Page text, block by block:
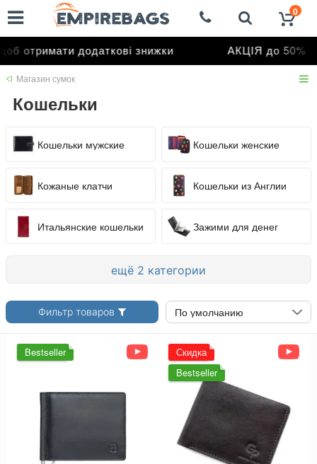
додаткові знижки АКЦІЯ до 50%
0
Магазин сумок
Кошельки
Кошельки мужские Кошельки женские
Кожаные клатчи Кошельки из Англии
Итальянские кошельки Зажими для денег
ещё 2 категории
Фильтр товаров
Bestseller
Скидка
Bestseller